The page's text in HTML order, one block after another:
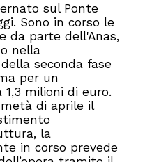
sul Ponte
Sono in corso le
da parte dell'Anas,
nella
seconda fase
per un
milioni di euro.
di aprile il
la
in corso prevede